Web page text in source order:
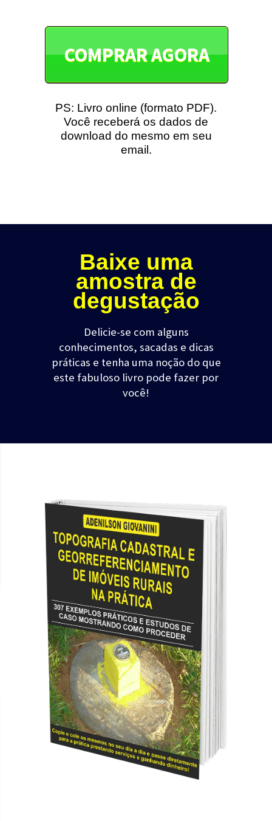
COMPRAR AGORA
PS: Livro online (formato PDF).
Você receberá os dados de
download do mesmo em seu
email.
Baixe uma
amostra de
degustação
Delicie-se com alguns
conhecimentos, sacadas e dicas
práticas e tenha uma noção do que
este fabuloso livro pode fazer por
você!